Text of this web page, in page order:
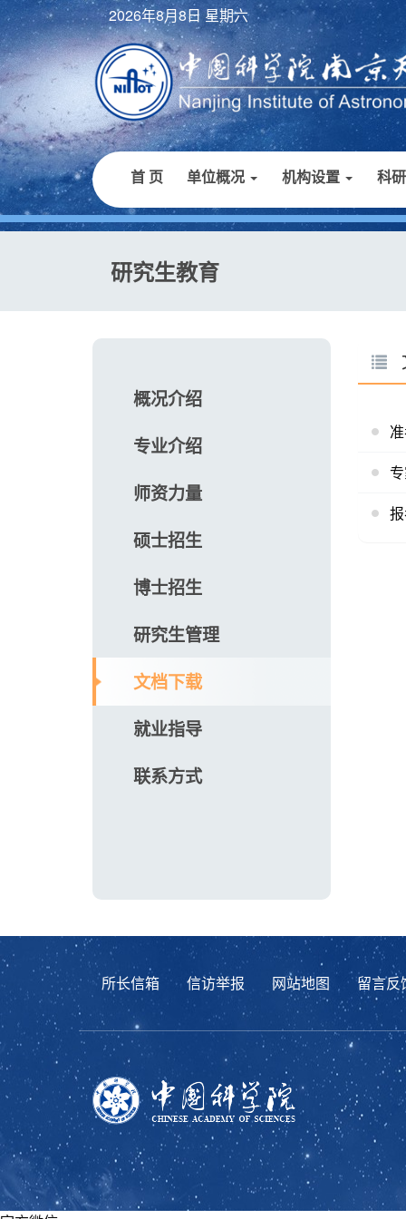
2026年8月8日 星期六
首 页 单位概况 机构设置 科
研究生教育
概况介绍
专业介绍
师资力量
硕士招生
博士招生
研究生管理
文档下载
就业指导
联系方式
所长信箱 信访举报 网站地图 留言反